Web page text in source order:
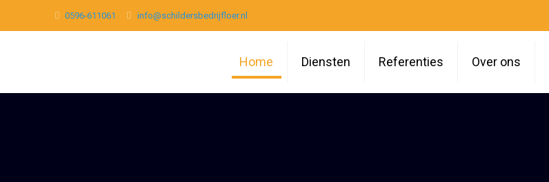
0596-611061 info@schildersbedrijfloer.nl
Home Diensten Referenties Over ons